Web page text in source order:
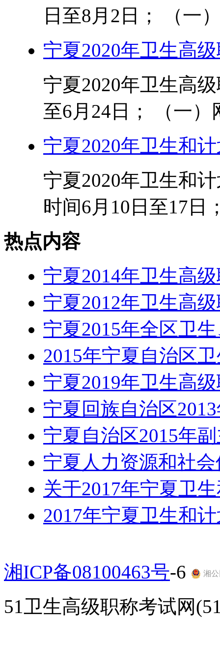
日至8月2日； （一
宁夏2020年卫生高
宁夏2020年卫生高
至6月24日； （一）
宁夏2020年卫生和
宁夏2020年卫生和
时间6月10日至17日
热点内容
宁夏2014年卫生高
宁夏2012年卫生高
宁夏2015年全区卫
2015年宁夏自治区
宁夏2019年卫生高
宁夏回族自治区
宁夏自治区2015年
宁夏人力资源和社
关于2017年宁夏卫
2017年宁夏卫生和
湘ICP备08100463号-6 湘公
51卫生高级职称考试网